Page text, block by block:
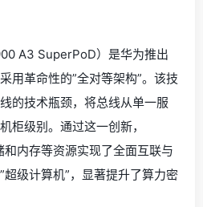
A3 SuperPoD）是华为推出
用革命性的”全对等架构”。该技
的技术瓶颈，将总线从单一服
柜级别。通过这一创新，
内存等资源实现了全面互联与
级计算机”，显著提升了算力密